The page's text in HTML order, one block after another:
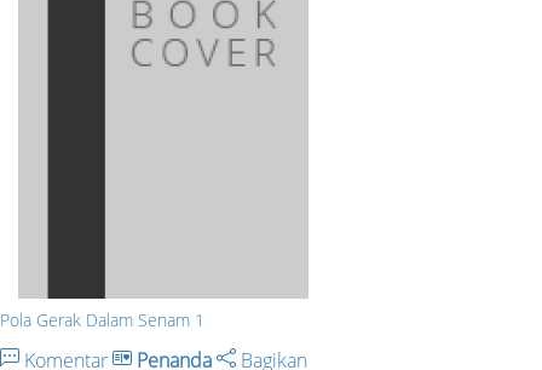
Pola Gerak Dalam Senam 1
Komentar Penanda Bagikan